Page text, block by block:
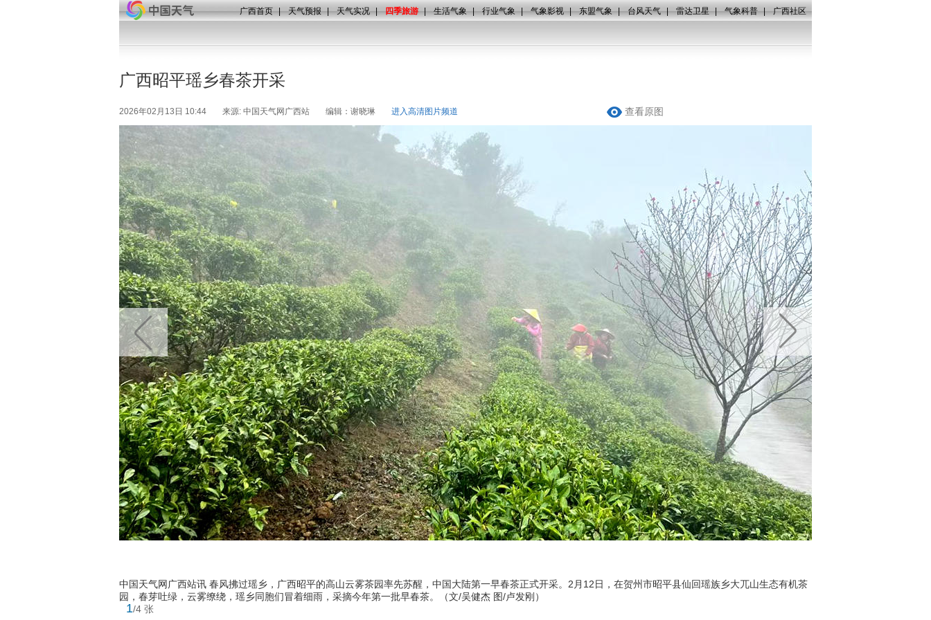
广西首页 | 天气预报 | 天气实况 | 四季旅游 | 生活气象 | 行业气象 | 气象影视 | 东盟气象 | 台风天气 | 雷达卫星 | 气象科普 | 广西社区
广西昭平瑶乡春茶开采
2026年02月13日 10:44 来源: 中国天气网广西站 编辑：谢晓琳 进入高清图片频道 查看原图
1/4 张
中国天气网广西站讯 春风拂过瑶乡，广西昭平的高山云雾茶园率先苏醒，中国大陆第一早春茶正式开采。2月12日，在贺州市昭平县仙回瑶族乡大兀山生态有机茶
园，春芽吐绿，云雾缭绕，瑶乡同胞们冒着细雨，采摘今年第一批早春茶。（文/吴健杰 图/卢发刚）